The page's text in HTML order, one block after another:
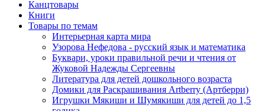
Канцтовары
Книги
Товары по темам
Интерьерная карта мира
Узорова Нефедова - русский язык и математика
Буквари, уроки правильной речи и чтения от
Жуковой Надежды Сергеевны
Литература для детей дошкольного возраста
Домики для Раскрашивания Artberry (Артберри)
Игрушки Мякиши и Шумякиши для детей до 1,5